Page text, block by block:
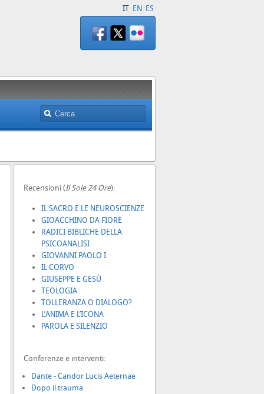
IT EN ES
Recensioni (Il Sole 24 Ore):
IL SACRO E LE NEUROSCIENZE
GIOACCHINO DA FIORE
RADICI BIBLICHE DELLA
PSICOANALISI
GIOVANNI PAOLO I
IL CORVO
GIUSEPPE E GESÙ
TEOLOGIA
TOLLERANZA O DIALOGO?
L’ANIMA E L’ICONA
PAROLA E SILENZIO
Conferenze e interventi:
Dante - Candor Lucis Aeternae
Dopo il trauma